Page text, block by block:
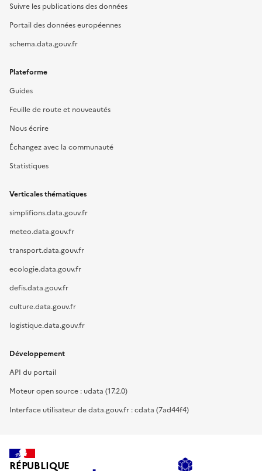
Suivre les publications des données
Portail des données européennes
schema.data.gouv.fr
Plateforme
Guides
Feuille de route et nouveautés
Nous écrire
Échangez avec la communauté
Statistiques
Verticales thématiques
simplifions.data.gouv.fr
meteo.data.gouv.fr
transport.data.gouv.fr
ecologie.data.gouv.fr
defis.data.gouv.fr
culture.data.gouv.fr
logistique.data.gouv.fr
Développement
API du portail
Moteur open source : udata (17.2.0)
Interface utilisateur de data.gouv.fr : cdata (7ad44f4)
RÉPUBLIQUE